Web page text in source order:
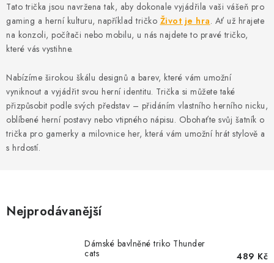
OKAMŽITĚ K ODBĚRU
B2B
MÁM SRDCE POMÁHÁM
VÁNOCE
PROVIZNÍ SYSTÉM
Zásady zpracování ochrany osobních údajů
Tato trička jsou navržena tak, aby dokonale vyjádřila vaši vášeň pro
gaming a herní kulturu, například tričko Život je hra. Ať už hrajete
na konzoli, počítači nebo mobilu, u nás najdete to pravé tričko,
které vás vystihne.
Nabízíme širokou škálu designů a barev, které vám umožní
vyniknout a vyjádřit svou herní identitu. Trička si můžete také
přizpůsobit podle svých představ – přidáním vlastního herního nicku,
oblíbené herní postavy nebo vtipného nápisu. Obohaťte svůj šatník o
trička pro gamerky a milovnice her, která vám umožní hrát stylově a
s hrdostí.
Nejprodávanější
Dámské bavlněné triko Thunder
cats
489 Kč